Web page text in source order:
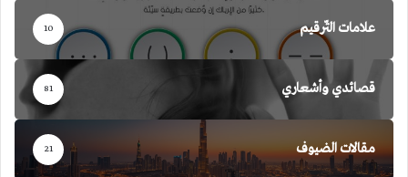
علامات التّرقيم 10
قصائدي وأشعاري 81
مقالات الضيوف 21